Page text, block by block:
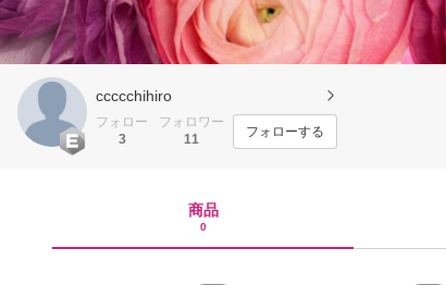
ccccchihiro
フォロー
3
フォロワー
11
フォローする
商品
0